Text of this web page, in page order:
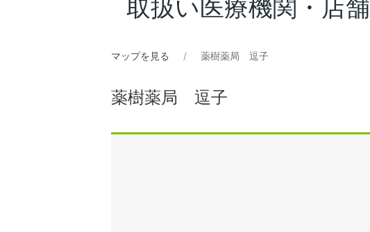
取扱い医療機関・店舗
マップを見る 薬樹薬局 逗子
薬樹薬局 逗子